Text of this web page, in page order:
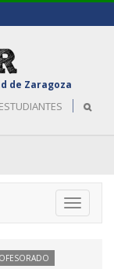
de Zaragoza
ESTUDIANTES
Toggle